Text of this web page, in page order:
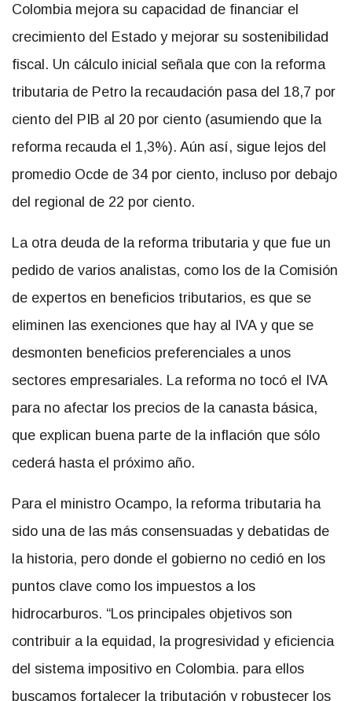
Colombia mejora su capacidad de financiar el
crecimiento del Estado y mejorar su sostenibilidad
fiscal. Un cálculo inicial señala que con la reforma
tributaria de Petro la recaudación pasa del 18,7 por
ciento del PIB al 20 por ciento (asumiendo que la
reforma recauda el 1,3%). Aún así, sigue lejos del
promedio Ocde de 34 por ciento, incluso por debajo
del regional de 22 por ciento.
La otra deuda de la reforma tributaria y que fue un
pedido de varios analistas, como los de la Comisión
de expertos en beneficios tributarios, es que se
eliminen las exenciones que hay al IVA y que se
desmonten beneficios preferenciales a unos
sectores empresariales. La reforma no tocó el IVA
para no afectar los precios de la canasta básica,
que explican buena parte de la inflación que sólo
cederá hasta el próximo año.
Para el ministro Ocampo, la reforma tributaria ha
sido una de las más consensuadas y debatidas de
la historia, pero donde el gobierno no cedió en los
puntos clave como los impuestos a los
hidrocarburos. “Los principales objetivos son
contribuir a la equidad, la progresividad y eficiencia
del sistema impositivo en Colombia. para ellos
buscamos fortalecer la tributación y robustecer los